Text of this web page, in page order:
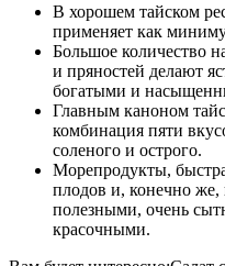
В хорошем тайском
применяет как
Большое количество
и пряностей делают
богатыми и
Главным каноном
комбинация пяти
соленого и острого.
Морепродукты,
плодов и, конечно же,
полезными, очень
красочными.